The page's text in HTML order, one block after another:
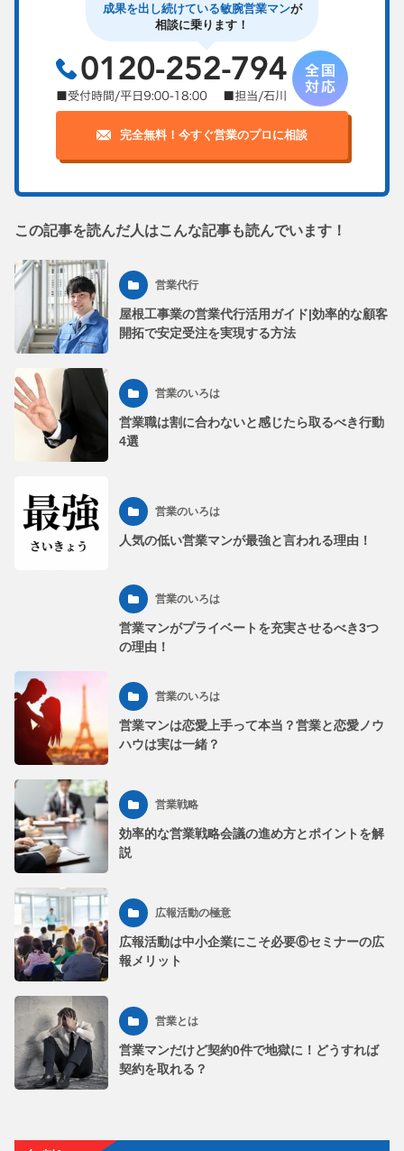
成果を出し続けている敏腕営業マンが
相談に乗ります！
完全無料！今すぐ営業のプロに相談
この記事を読んだ人はこんな記事も読んでいます！
営業代行
屋根工事業の営業代行活用ガイド|効率的な顧客
開拓で安定受注を実現する方法
営業のいろは
営業職は割に合わないと感じたら取るべき行動
4選
営業のいろは
人気の低い営業マンが最強と言われる理由！
営業のいろは
営業マンがプライベートを充実させるべき3つ
の理由！
営業のいろは
営業マンは恋愛上手って本当？営業と恋愛ノウ
ハウは実は一緒？
営業戦略
効率的な営業戦略会議の進め方とポイントを解
説
広報活動の極意
広報活動は中小企業にこそ必要⑥セミナーの広
報メリット
営業とは
営業マンだけど契約0件で地獄に！どうすれば
契約を取れる？